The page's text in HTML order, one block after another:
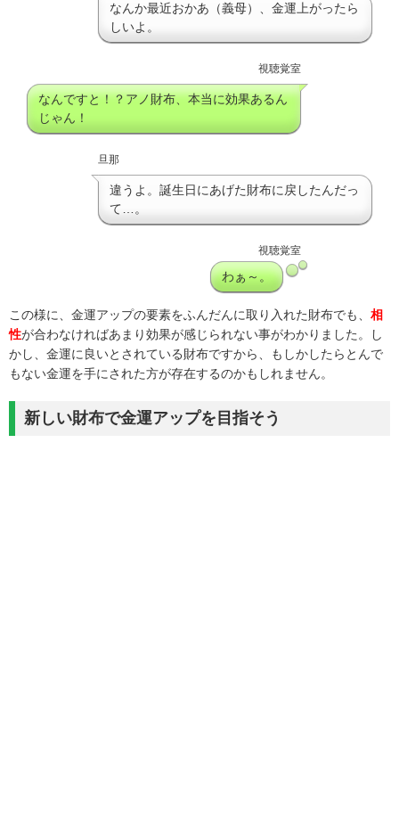
なんか最近おかあ（義母）、金運上がったら
しいよ。
視聴覚室
なんですと！？アノ財布、本当に効果あるん
じゃん！
旦那
違うよ。誕生日にあげた財布に戻したんだっ
て…。
視聴覚室
わぁ～。
この様に、金運アップの要素をふんだんに取り入れた財布でも、 相
性が合わなければあまり効果が感じられない事がわかりました。し
かし、金運に良いとされている財布ですから、もしかしたらとんで
もない金運を手にされた方が存在するのかもしれません。
新しい財布で金運アップを目指そう